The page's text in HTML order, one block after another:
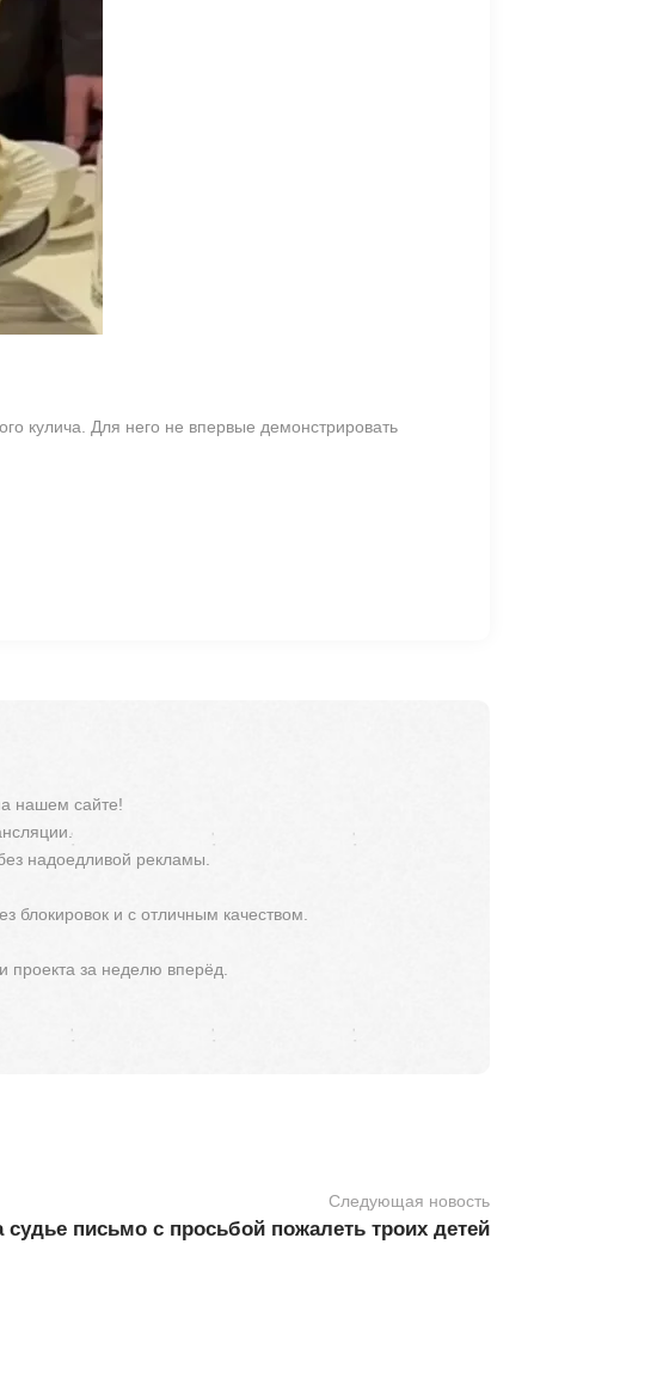
кулича. Для него не впервые демонстрировать
нашем сайте!
надоедливой рекламы.
блокировок и с отличным качеством.
проекта за неделю вперёд.
Следующая новость
судье письмо с просьбой пожалеть троих детей